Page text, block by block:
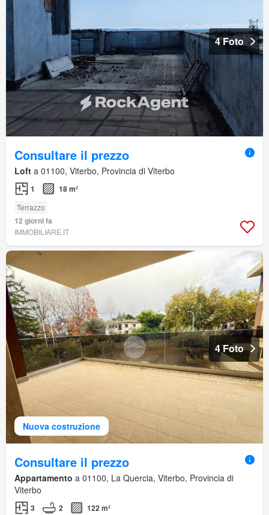
4 Foto
Consultare il prezzo
Loft a 01100, Viterbo, Provincia di Viterbo
1 18 m²
Terrazzo
12 giorni fa
IMMOBILIARE.IT
Nuova costruzione
4 Foto
Consultare il prezzo
Appartamento a 01100, La Quercia, Viterbo, Provincia di
Viterbo
3 2
122 m²